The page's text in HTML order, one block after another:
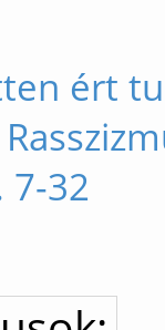
ért
32